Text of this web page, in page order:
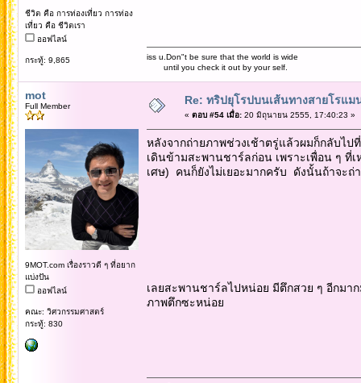
ชีวิต คือ การท่องเที่ยว การท่อง
เที่ยว คือ ชีวิตเรา
ออฟไลน์
กระทู้: 9,865
iss u.Don"t be sure that the world is wide
until you check it out by your self.
mot
Full Member
9MOT.com เรื่องราวดี ๆ ที่อยาก
แบ่งปัน
ออฟไลน์
คณะ: วิศวกรรมศาสตร์
กระทู้: 830
Re: ทริปยุโรปบนเส้นทางสายโรแม
« ตอบ #54 เมื่อ:20 มิถุนายน 2555, 17:40:23 »
หลังจากถ่ายภาพช่วงเช้าตรู่แล้วผมก็กลับไ
เดินข้ามสะพานชาร์ลก่อน เพราะเพื่อน ๆ ที่
เศษ) คนก็ยังไม่เยอะมากครับ ดังนั้นถ้าจะ
เลยสะพานชาร์ลไปหน่อย มีตึกสวย ๆ อีกม
ภาพตึกซะหน่อย